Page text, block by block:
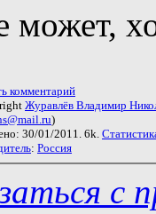
может,
комментарий
Журавлёв Владимир
)
30/01/2011. 6k.
: Россия
с